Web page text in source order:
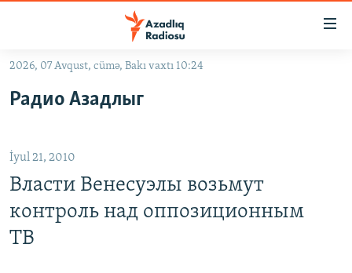
Əsas
qayıt
qayıt
Axtarışa
#İZAHLA
#ƏSLINDƏ
QANUNI DOĞRU
2026, 07 Avqust, cümə, Bakı vaxtı 10:24
Радио Азадлыг
İyul 21, 2010
Власти Венесуэлы возьмут
контроль над оппозиционным
ТВ